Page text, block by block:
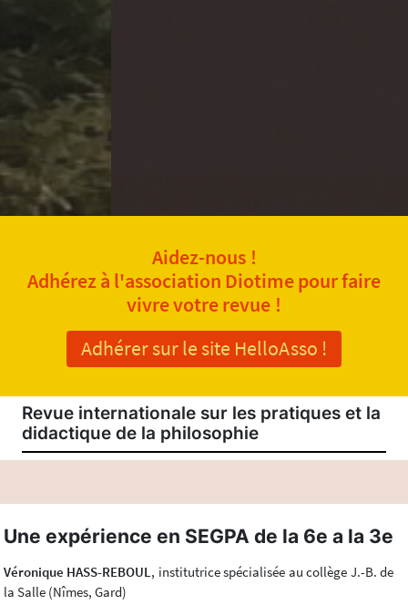
Aidez-nous !
Adhérez à l'association Diotime pour faire
vivre votre revue !
Adhérer sur le site HelloAsso !
Revue internationale sur les pratiques et la
didactique de la philosophie
Une expérience en SEGPA de la 6e a la 3e
Véronique HASS-REBOUL, institutrice spécialisée au collège J.-B. de
la Salle (Nîmes, Gard)